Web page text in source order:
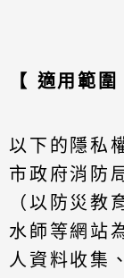
【 適用範圍
以下的隱私
市政府消防
（以防災教
水師等網站
人資料收集